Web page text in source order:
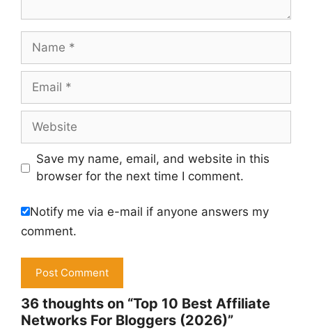
Name
Email
Website
Save my name, email, and website in this
browser for the next time I comment.
Notify me via e-mail if anyone answers my
comment.
36 thoughts on “Top 10 Best Affiliate
Networks For Bloggers (2026)”